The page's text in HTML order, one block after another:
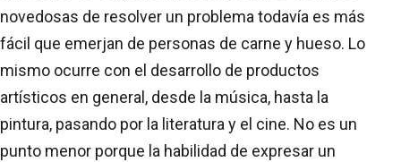
novedosas de resolver un problema todavía es más
fácil que emerjan de personas de carne y hueso. Lo
mismo ocurre con el desarrollo de productos
artísticos en general, desde la música, hasta la
pintura, pasando por la literatura y el cine. No es un
punto menor porque la habilidad de expresar un